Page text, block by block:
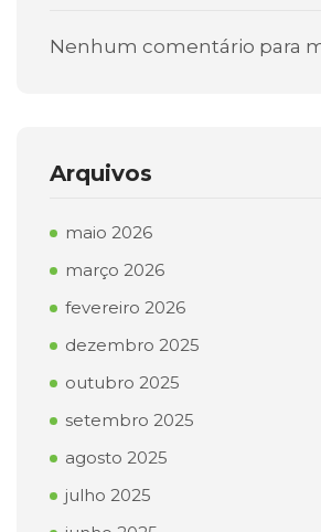
Nenhum comentário para
Arquivos
maio 2026
março 2026
fevereiro 2026
dezembro 2025
outubro 2025
setembro 2025
agosto 2025
julho 2025